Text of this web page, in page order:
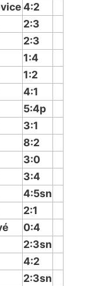
4:2
2:3
2:3
1:4
1:2
4:1
5:4p
3:1
8:2
3:0
3:4
4:5sn
2:1
0:4
2:3sn
4:2
2:3sn